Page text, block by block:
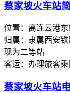
蔡家坡火车站
位置：离连云港东
归属：隶属西安
现为二等站
客运：办理旅客乘
蔡家坡火车站